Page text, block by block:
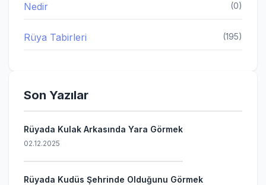
Nedir (0)
Rüya Tabirleri (195)
Son Yazılar
Rüyada Kulak Arkasında Yara Görmek
02.12.2025
Rüyada Kudüs Şehrinde Olduğunu Görmek